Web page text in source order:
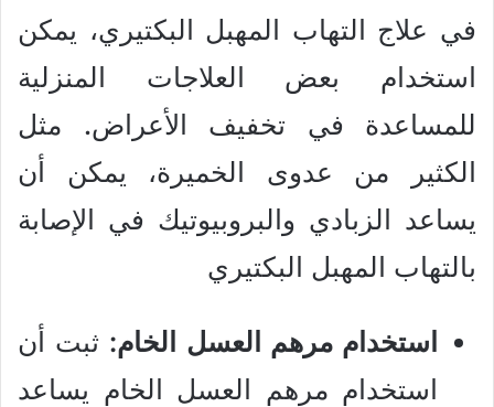
في علاج التهاب المهبل البكتيري، يمكن
استخدام بعض العلاجات المنزلية
للمساعدة في تخفيف الأعراض. مثل
الكثير من عدوى الخميرة، يمكن أن
يساعد الزبادي والبروبيوتيك في الإصابة
بالتهاب المهبل البكتيري
استخدام مرهم العسل الخام: ثبت أن
استخدام مرهم العسل الخام يساعد